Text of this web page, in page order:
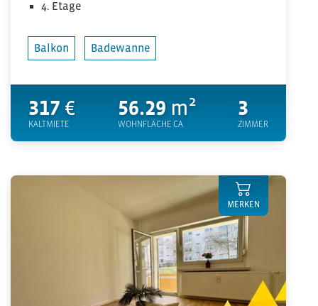
4. Etage
Balkon Badewanne
317 €
KALTMIETE
56.29 m²
WOHNFLÄCHE CA.
3
ZIMMER
MERKEN